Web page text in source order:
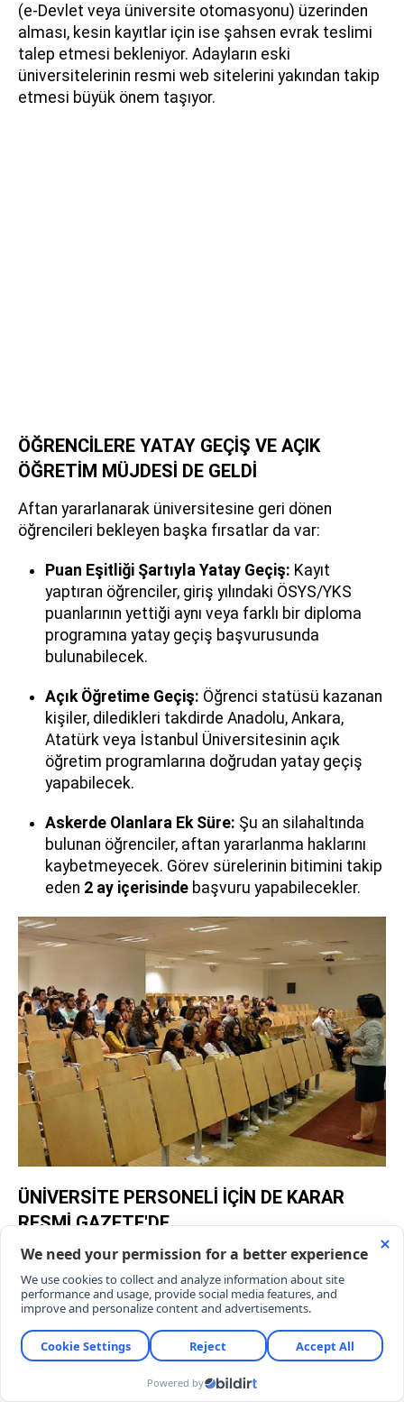
(e-Devlet veya üniversite otomasyonu) üzerinden
alması, kesin kayıtlar için ise şahsen evrak teslimi
talep etmesi bekleniyor. Adayların eski
üniversitelerinin resmi web sitelerini yakından takip
etmesi büyük önem taşıyor.
ÖĞRENCİLERE YATAY GEÇİŞ VE AÇIK
ÖĞRETİM MÜJDESİ DE GELDİ
Aftan yararlanarak üniversitesine geri dönen
öğrencileri bekleyen başka fırsatlar da var:
Puan Eşitliği Şartıyla Yatay Geçiş: Kayıt
yaptıran öğrenciler, giriş yılındaki ÖSYS/YKS
puanlarının yettiği aynı veya farklı bir diploma
programına yatay geçiş başvurusunda
bulunabilecek.
Açık Öğretime Geçiş: Öğrenci statüsü kazanan
kişiler, diledikleri takdirde Anadolu, Ankara,
Atatürk veya İstanbul Üniversitesinin açık
öğretim programlarına doğrudan yatay geçiş
yapabilecek.
Askerde Olanlara Ek Süre: Şu an silahaltında
bulunan öğrenciler, aftan yararlanma haklarını
kaybetmeyecek. Görev sürelerinin bitimini takip
eden 2 ay içerisinde başvuru yapabilecekler.
ÜNİVERSİTE PERSONELİ İÇİN DE KARAR
RESMİ GAZETE'DE
Öğrenciler kadar üniversite personelini de
ilgilendiren yasada öne çıkan diğer düzenlemeler
şunlar:
Azami Süre Sınavları:Azami öğrenim süresini
dolduran son sınıf öğrencilerine, başarısız
oldukları tüm dersler için iki ek sınav hakkı